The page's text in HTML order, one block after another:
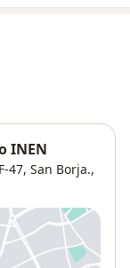
INEN
47, San Borja.,
nueva